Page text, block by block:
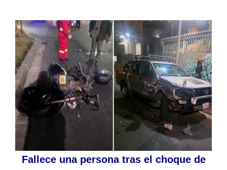
Fallece una persona tras el choque de